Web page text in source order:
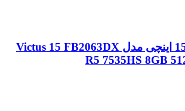
لپ تاپ اچ پی 15.6 اینچی مدل Victus 15 FB2063DX
R5 7535HS 8GB